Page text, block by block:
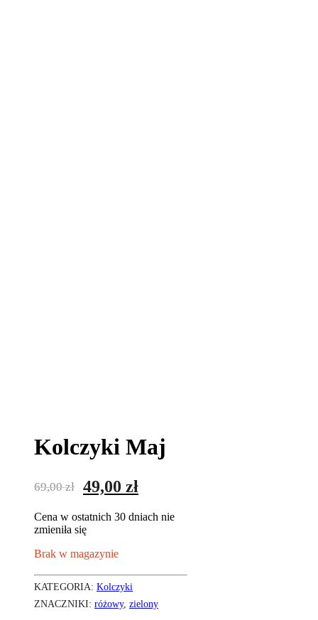
Kolczyki Maj
69,00zł
Pierwotna
wynosiła:
49,00 złAktualna
wynosi:
Cena w ostatnich 30 dniach nie
zmieniła się
Brak w magazynie
KATEGORIA: Kolczyki
ZNACZNIKI: różowy, zielony